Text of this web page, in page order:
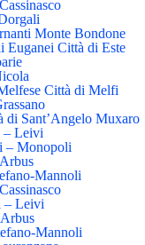
Monte Bondone
Euganei Città di Este
Città di Melfi
di Sant’Angelo Muxaro
– Leivi
– Monopoli
Mannoli
– Leivi
Mannoli